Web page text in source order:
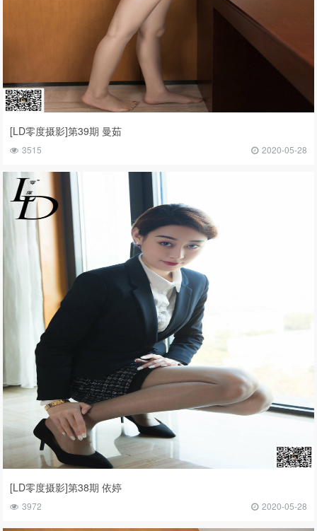
[LD零度摄影]第39期 曼茹
3515 2020-05-28
[LD零度摄影]第38期 依婷
3972 2020-05-28